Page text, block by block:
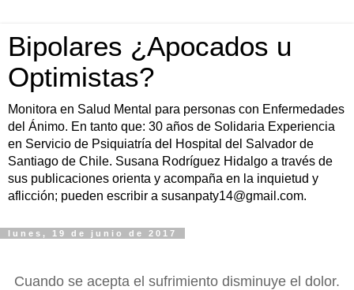
Bipolares ¿Apocados u
Optimistas?
Monitora en Salud Mental para personas con Enfermedades
del Ánimo. En tanto que: 30 años de Solidaria Experiencia
en Servicio de Psiquiatría del Hospital del Salvador de
Santiago de Chile. Susana Rodríguez Hidalgo a través de
sus publicaciones orienta y acompaña en la inquietud y
aflicción; pueden escribir a susanpaty14@gmail.com.
lunes, 19 de junio de 2017
Cuando se acepta el sufrimiento disminuye el dolor.